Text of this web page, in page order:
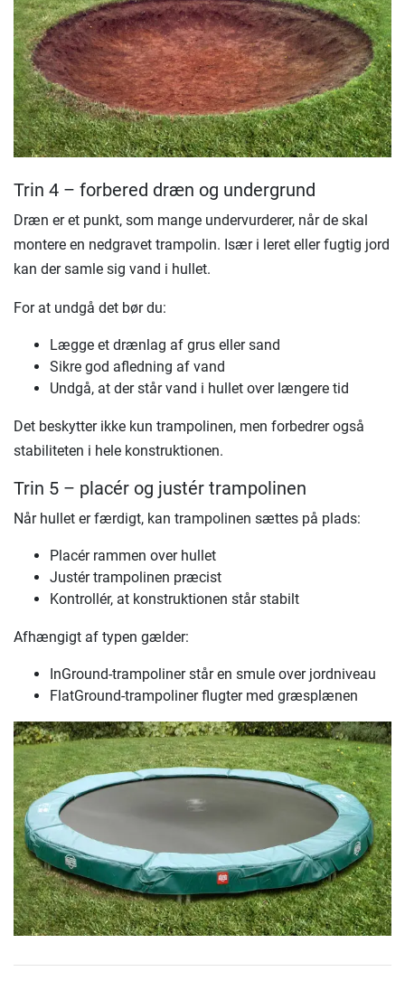
Trin 4 – forbered dræn og undergrund
Dræn er et punkt, som mange undervurderer, når de skal
montere en nedgravet trampolin. Især i leret eller fugtig jord
kan der samle sig vand i hullet.
For at undgå det bør du:
Lægge et drænlag af grus eller sand
Sikre god afledning af vand
Undgå, at der står vand i hullet over længere tid
Det beskytter ikke kun trampolinen, men forbedrer også
stabiliteten i hele konstruktionen.
Trin 5 – placér og justér trampolinen
Når hullet er færdigt, kan trampolinen sættes på plads:
Placér rammen over hullet
Justér trampolinen præcist
Kontrollér, at konstruktionen står stabilt
Afhængigt af typen gælder:
InGround-trampoliner står en smule over jordniveau
FlatGround-trampoliner flugter med græsplænen